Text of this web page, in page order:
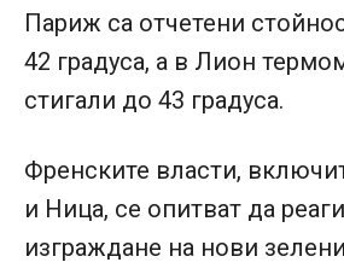
Париж са отчетени
42 градуса, а в Лион
стигали до 43 градуса.
Френските власти,
и Ница, се опитват да
изграждане на нови